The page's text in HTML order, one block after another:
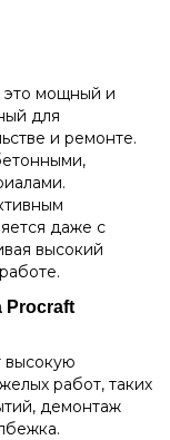
мощный и
для
и ремонте.
даже с
высокий
Procraft
высокую
работ, таких
демонтаж